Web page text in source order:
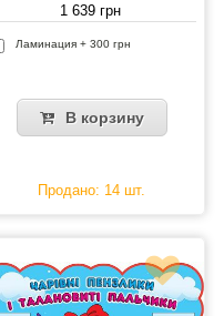
1 639 грн
Ламинация + 300 грн
В корзину
Продано: 14 шт.